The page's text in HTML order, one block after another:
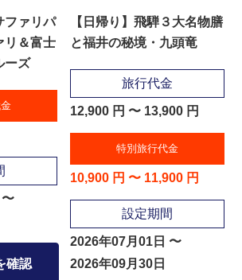
ファリパ
リ＆富士
ーズ
確認
【日帰り】飛騨３大名物膳
と福井の秘境・九頭竜
旅行代金
12,900 円 〜 13,900 円
特別旅行代金
10,900 円 〜 11,900 円
設定期間
2026年07月01日 〜
2026年09月30日